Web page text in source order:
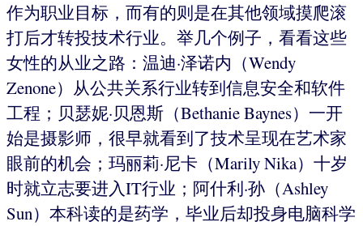
作为职业目标，而有的则是在其他领域摸爬滚
打后才转投技术行业。举几个例子，看看这些
女性的从业之路：温迪·泽诺内（Wendy
Zenone）从公共关系行业转到信息安全和软件
工程；贝瑟妮·贝恩斯（Bethanie Baynes）一开
始是摄影师，很早就看到了技术呈现在艺术家
眼前的机会；玛丽莉·尼卡（Marily Nika）十岁
时就立志要进入IT行业；阿什利·孙（Ashley
Sun）本科读的是药学，毕业后却投身电脑科学